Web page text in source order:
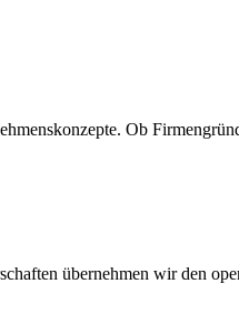
Ob
übernehmen wir den